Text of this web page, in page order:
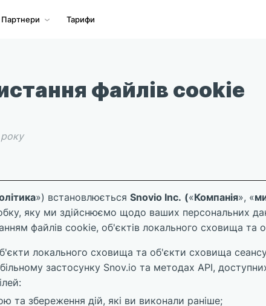
Партнери Тарифи
файлів cookie
») встановлюється Snovio Inc. («Компанія», «
яку ми здійснюємо щодо ваших персональних
файлів cookie, об'єктів локального сховища та
локального сховища та об'єкти сховища
застосунку Snov.io та методах API,
та збереження дій, які ви виконали раніше;